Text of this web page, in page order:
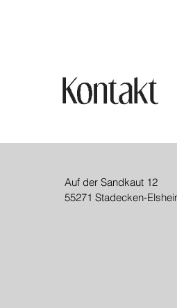
Auf der Sandkaut 12
55271 Stadecken-